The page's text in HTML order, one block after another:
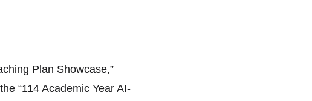
Plan Showcase,”
“114 Academic Year AI-